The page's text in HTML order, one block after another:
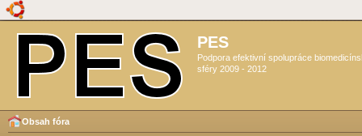
PES
Podpora efektivní spolupráce
sféry 2009 - 2012
Obsah fóra